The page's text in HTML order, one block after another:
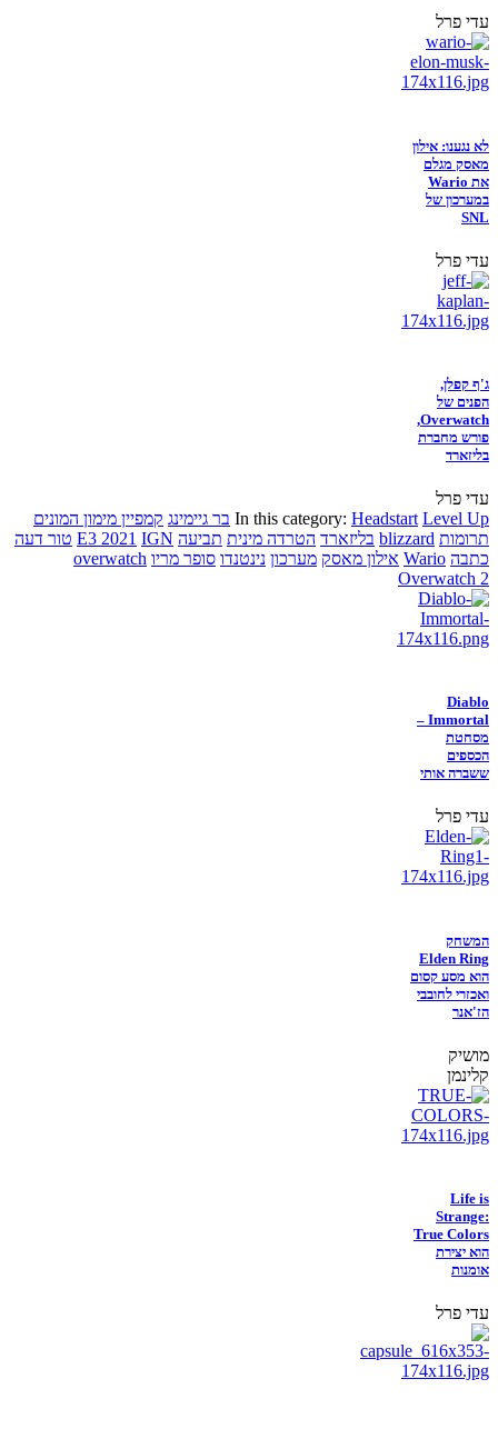
עדי פרל
לא נגענו: אילון
מאסק מגלם
את Wario
במערכון של
SNL
עדי פרל
ג'ף קפלן,
הפנים של
Overwatch,
פורש מחברת
בליזארד
עדי פרל
In this category: Headstart Level Up בר גיימינג קמפיין מימון המונים
תרומות blizzard בליזארד הטרדה מינית תביעה E3 2021 IGN
טור דעה
כתבה Wario אילון מאסק מערכון נינטנדו סופר מריו overwatch
Overwatch 2
Diablo
Immortal –
מסחטת
הכספים
ששברה אותי
עדי פרל
המשחק
Elden Ring
הוא מסע קסום
ואכזרי לחובבי
הז'אנר
מושיק
קלינמן
Life is
Strange:
True Colors
הוא יצירת
אומנות
עדי פרל